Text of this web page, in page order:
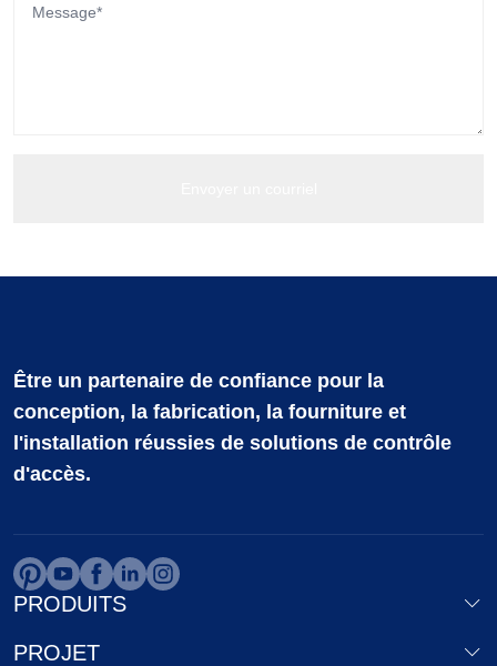
Être un partenaire de confiance pour la
conception, la fabrication, la fourniture et
l'installation réussies de solutions de contrôle
d'accès.
PRODUITS
PROJET